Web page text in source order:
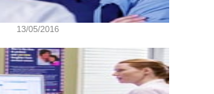
13/05/2016